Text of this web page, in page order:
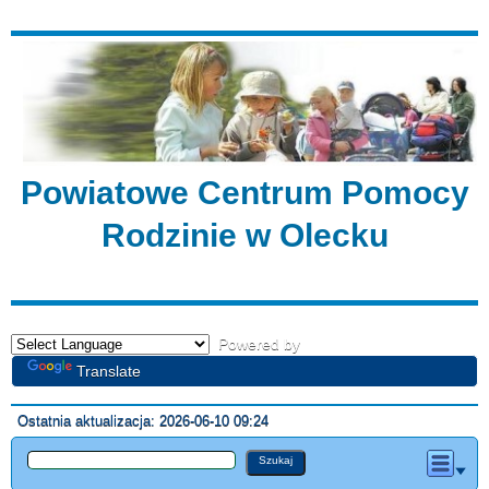
Powiatowe Centrum Pomocy
Rodzinie w Olecku
Powered by
Translate
Ostatnia aktualizacja: 2026-06-10 09:24